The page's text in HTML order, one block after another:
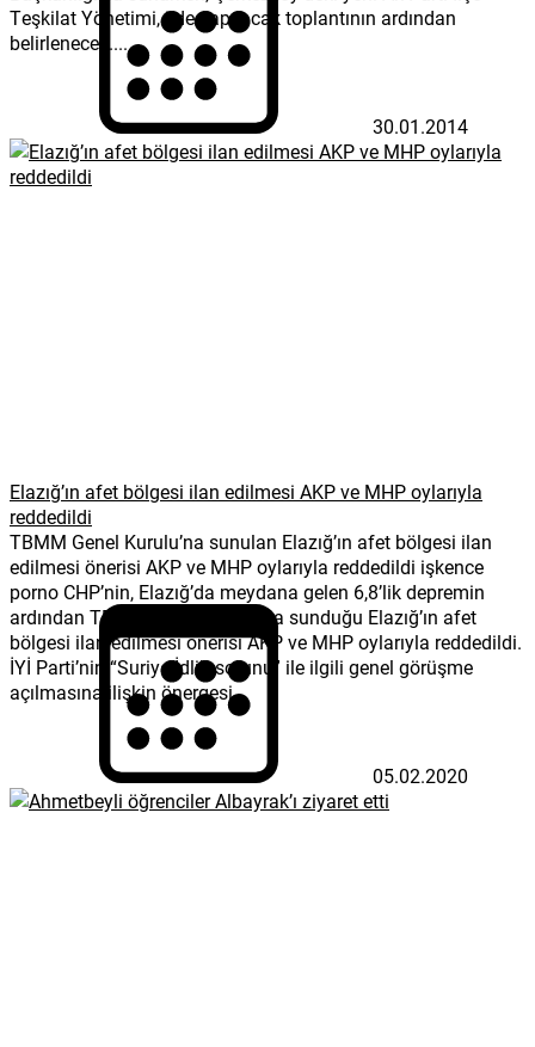
Teşkilat Yönetimi, ilde yapılacak toplantının ardından
belirlenecek....
30.01.2014
Elazığ’ın afet bölgesi ilan edilmesi AKP ve MHP oylarıyla
reddedildi
TBMM Genel Kurulu’na sunulan Elazığ’ın afet bölgesi ilan
edilmesi önerisi AKP ve MHP oylarıyla reddedildi işkence
porno CHP’nin, Elazığ’da meydana gelen 6,8’lik depremin
ardından TBMM Genel Kurulu’na sunduğu Elazığ’ın afet
bölgesi ilan edilmesi önerisi AKP ve MHP oylarıyla reddedildi.
İYİ Parti’nin “Suriye-İdlib sorunu” ile ilgili genel görüşme
açılmasına ilişkin önergesi...
05.02.2020